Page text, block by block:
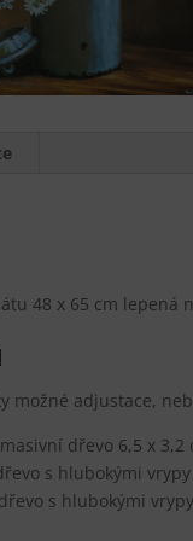
48 x 65 cm lepená
možné adjustace,
dřevo 6,5 x 3,2
s hlubokými
s hlubokými